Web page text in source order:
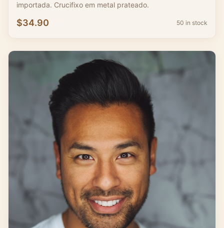
importada. Crucifixo em metal prateado.
$34.90 50 in stock